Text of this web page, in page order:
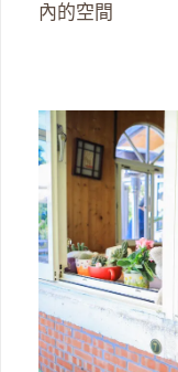
內的空間